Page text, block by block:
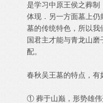
是学习中原王侯之葬
体现．另一方面墓上
墓的传统特色，所以我
国君主才能与青龙山
配。
春秋吴王墓的特点，有
① 葬于山巅，形势雄